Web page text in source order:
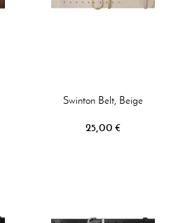
Swinton Belt, Beige
25,00 €